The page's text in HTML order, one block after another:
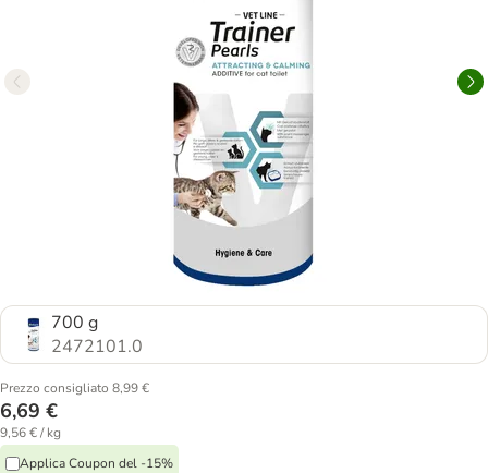
700 g
2472101.0
Prezzo consigliato 8,99 €
6,69 €
9,56 € / kg
Applica Coupon del -15%